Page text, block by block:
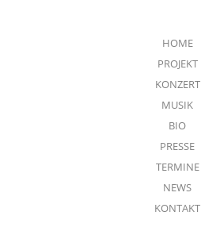
HOME
PROJEKT
KONZERT
MUSIK
BIO
PRESSE
TERMINE
NEWS
KONTAKT